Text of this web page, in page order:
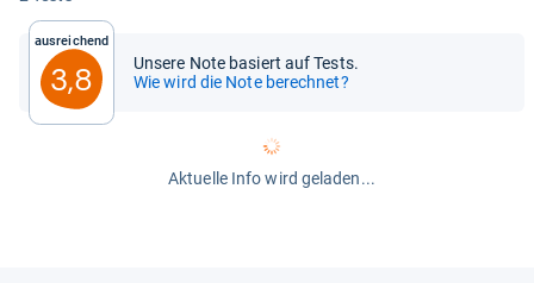
Ausreichend
3,8
Unsere Note basiert auf Tests.
Wie wird die Note berechnet?
Aktuelle Info wird geladen...